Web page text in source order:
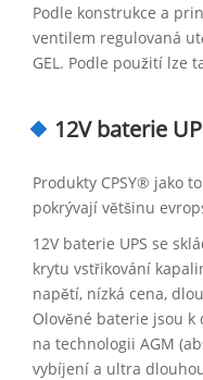
Podle konstrukce a
ventilem regulovaná
GEL. Podle použití lze
12V baterie
Produkty CPSY® jako
pokrývají většinu
12V baterie UPS se
krytu vstřikování
napětí, nízká cena,
Olověné baterie jsou k
na technologii AGM
vybíjení a ultra